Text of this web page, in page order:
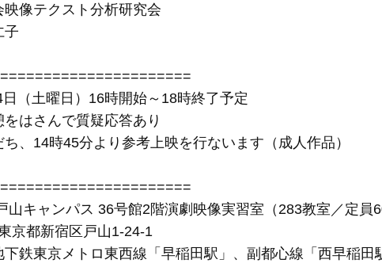
映像テクスト分析研究会
（土曜日）16時開始～18時終了予定
はさんで質疑応答あり
、14時45分より参考上映を行ないます（成人作品）
山キャンパス 36号館2階演劇映像実習室（283教室／定員
京都新宿区戸山1-24-1
鉄東京メトロ東西線「早稲田駅」、副都心線「西早稲田